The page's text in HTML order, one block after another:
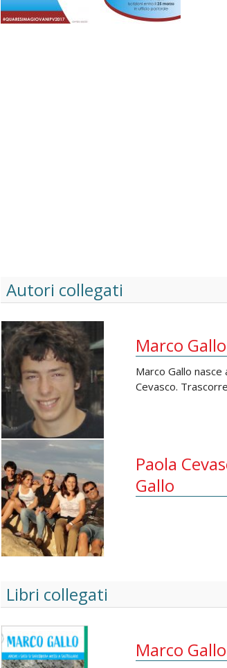
Autori collegati
Marco Gallo
Marco Gallo
Cevasco.
Paola
Gallo
Libri collegati
Marco Gallo